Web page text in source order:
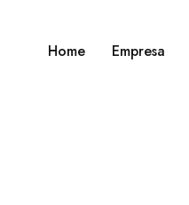
Home Empresa